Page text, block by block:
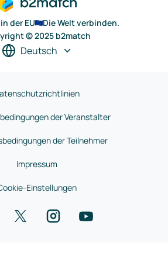
der EU
Die Welt verbinden.
© 2025 b2match
Deutsch
der Veranstalter
der Teilnehmer
Impressum
Einstellungen